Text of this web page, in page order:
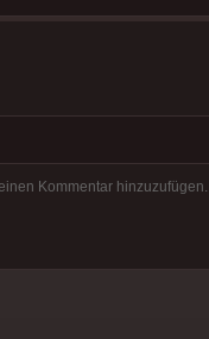
Kommentar hinzuzufügen.